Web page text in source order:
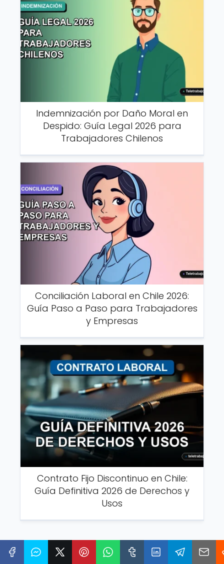
Indemnización por Daño Moral en
Despido: Guía Legal 2026 para
Trabajadores Chilenos
Conciliación Laboral en Chile 2026:
Guía Paso a Paso para Trabajadores
y Empresas
Contrato Fijo Discontinuo en Chile:
Guía Definitiva 2026 de Derechos y
Usos